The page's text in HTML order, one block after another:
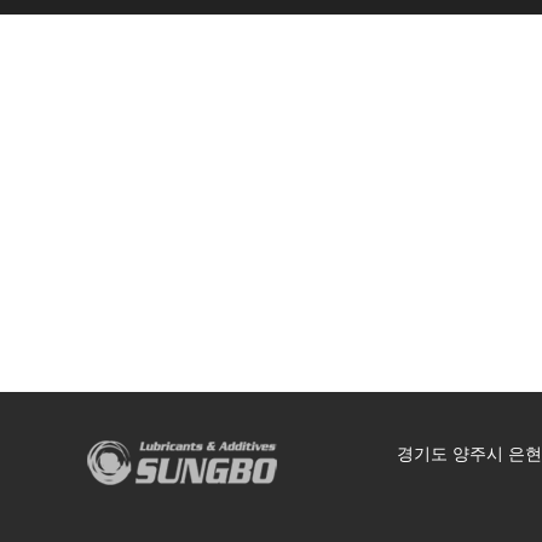
경기도 양주시 은